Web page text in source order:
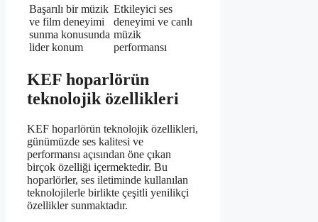
Başarılı bir müzik
ve film deneyimi
sunma konusunda
lider konum
Etkileyici ses
deneyimi ve canlı
müzik
performansı
KEF hoparlörün
teknolojik özellikleri
KEF hoparlörün teknolojik özellikleri,
günümüzde ses kalitesi ve
performansı açısından öne çıkan
birçok özelliği içermektedir. Bu
hoparlörler, ses iletiminde kullanılan
teknolojilerle birlikte çeşitli yenilikçi
özellikler sunmaktadır.